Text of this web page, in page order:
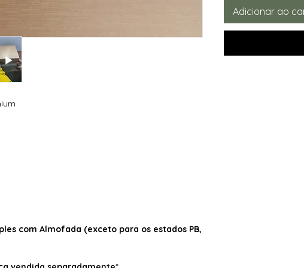
com Almofada (exceto para os estados PB,
Adicionar ao